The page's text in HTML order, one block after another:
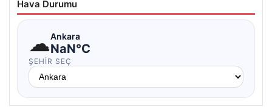
Hava Durumu
☁Ankara
NaN°C
ŞEHIR SEÇ